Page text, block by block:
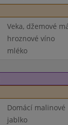
Veka, džemové
hroznové víno
mléko
Domácí malinové
jablko